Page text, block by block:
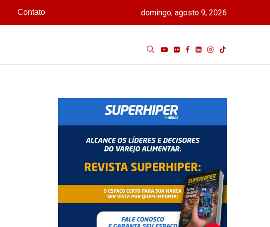
Contato domingo, agosto 9, 2026